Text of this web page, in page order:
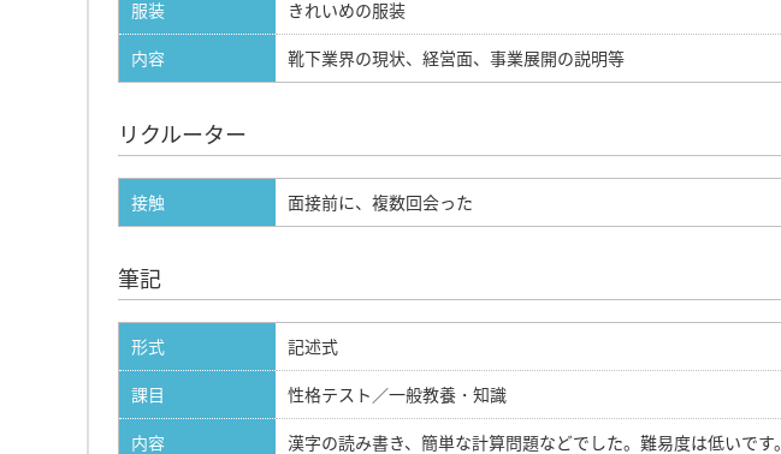
服装
きれいめの服装
内容
靴下業界の現状、経営面、事業展開の説明等
リクルーター
接触 面接前に、複数回会った
筆記
形式
記述式
課目
性格テスト／一般教養・知識
内容
漢字の読み書き、簡単な計算問題などでした。難易度は低いです。